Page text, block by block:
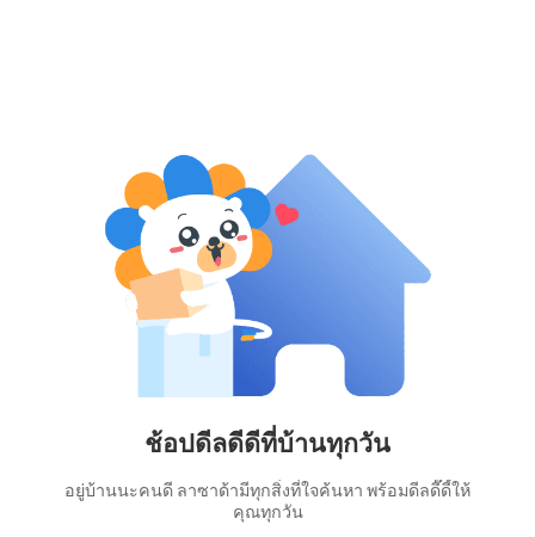
ช้อปดีลดีดีที่บ้านทุกวัน
อยู่บ้านนะคนดี ลาซาด้ามีทุกสิ่งที่ใจค้นหา พร้อมดีลดี๊ดี้ให้
คุณทุกวัน